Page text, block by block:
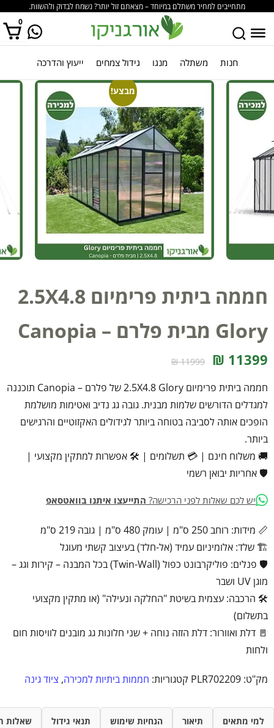
מתחייבים למחיר משתלם במיוחד – מצאתם זול יותר? נשמח לבדוק ולהשוות.
0
אין מוצרים בסל הקניות. חנות משתלה מנגו גידול צמחים ייעוץ והדרכה
מבצע!
חממה ביתית פרימיום 2.5X4.8
Glory מבית פלרם – Canopia
11399 ₪
11999 ₪
חממה ביתית פרימיום 2.5X4.8 Glory של פלרם – Canopia תוכננה
למגדלים הדורשים שלמות מבנית. גובה גג נדיב ואטימות מושלמת
הופכים אותה לסביבה בטוחה ביותר לגידולים האקזוטיים והרגישים
ביותר.
🚚 משלוח חינם | 💳 תשלומים | 🛠️ אפשרות למתקין מקצועי |
🛡️ אחריות יבואן רשמי
יש לכם שאלות לפני הרכישה? התייעצו איתנו בוואטסאפ
📏 מידות: רוחב 250 ס"מ | עומק 480 ס"מ | גובה 219 ס"מ
🏗️ שלד: אלומיניום עמיד (אל-חלד) בעיצוב קשתי מעוגל
🛡️ פנלים: פוליקרבונט כפול (Twin-Wall) בכל המבנה – קירות וגג –
מוגן UV ושבר
🛠️ הרכבה: עצמית בשיטת "החלקה ונעילה" (או מתקין מקצועי
בתשלום)
🚪 דלת ואוורור: דלת הזזה נוחה + שני חלונות גג מובנים לוויסות חום
ולחות
מק"ט: PLR702209 קטגוריות: חממות ביתיות למכירה, ציוד גינה
למי מתאים תיאור הנחיות שימוש תנאי גידול שאלות